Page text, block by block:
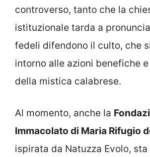
controverso, tanto che la
istituzionale tarda a
fedeli difendono il culto, che
intorno alle azioni benefiche
della mistica calabrese.
Al momento, anche la
Immacolato di Maria Rifugio
ispirata da Natuzza Evolo,